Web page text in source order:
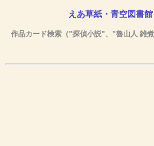
えあ草紙・青空図書館
作品カード検索（"探偵小説"、"魯山人 雑